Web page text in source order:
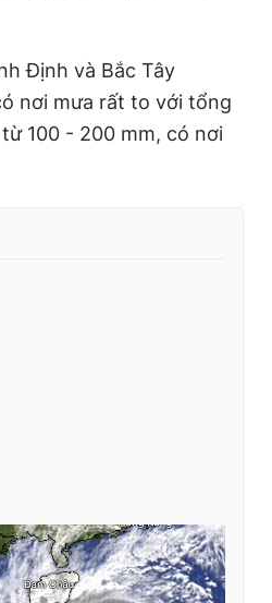
Định và Bắc Tây
nơi mưa rất to với tổng
100 - 200 mm, có nơi